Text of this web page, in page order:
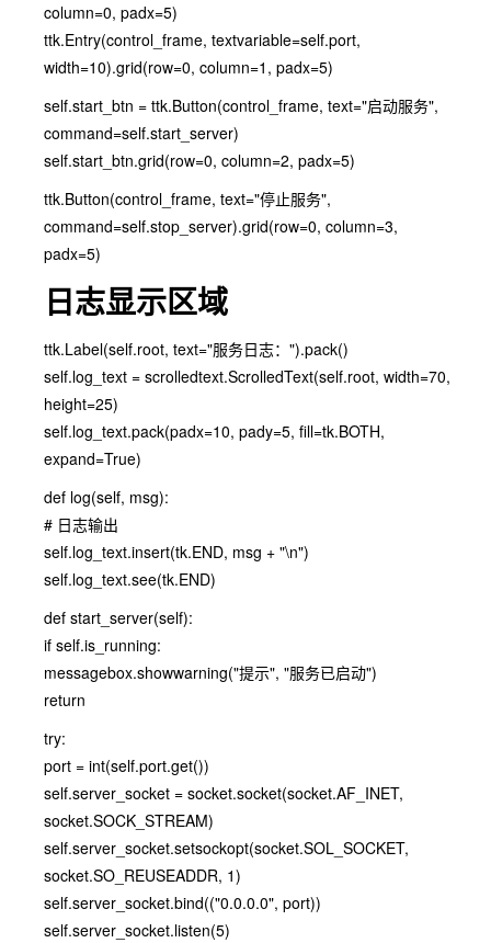
column=0, padx=5)
ttk.Entry(control_frame, textvariable=self.port,
width=10).grid(row=0, column=1, padx=5)
self.start_btn = ttk.Button(control_frame, text="启动服务",
command=self.start_server)
self.start_btn.grid(row=0, column=2, padx=5)
ttk.Button(control_frame, text="停止服务",
command=self.stop_server).grid(row=0, column=3,
padx=5)
日志显示区域
ttk.Label(self.root, text="服务日志：").pack()
self.log_text = scrolledtext.ScrolledText(self.root, width=70,
height=25)
self.log_text.pack(padx=10, pady=5, fill=tk.BOTH,
expand=True)
def log(self, msg):
# 日志输出
self.log_text.insert(tk.END, msg + "\n")
self.log_text.see(tk.END)
def start_server(self):
if self.is_running:
messagebox.showwarning("提示", "服务已启动")
return
try:
port = int(self.port.get())
self.server_socket = socket.socket(socket.AF_INET,
socket.SOCK_STREAM)
self.server_socket.setsockopt(socket.SOL_SOCKET,
socket.SO_REUSEADDR, 1)
self.server_socket.bind(("0.0.0.0", port))
self.server_socket.listen(5)